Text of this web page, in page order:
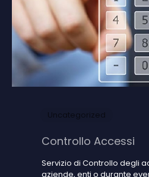
Uncategorized
Controllo Accessi
Servizio di Controllo degli
aziende, enti o durante